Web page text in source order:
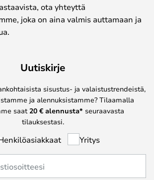
ota yhteyttä
joka on aina valmis auttamaan ja
Uutiskirje
sisustus- ja valaistustrendeistä,
ja alennuksistamme? Tilaamalla
saat 20 € alennusta* seuraavasta
tilauksestasi.
Yritys